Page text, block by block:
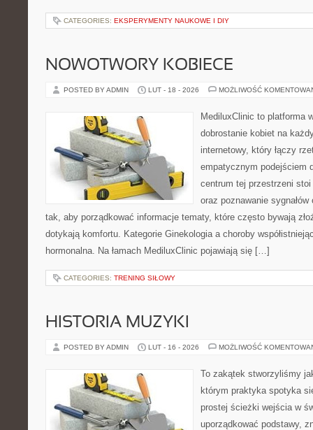
CATEGORIES: EKSPERYMENTY NAUKOWE I DIY
NOWOTWORY KOBIECE
POSTED BY ADMIN LUT - 18 - 2026 MOŻLIWOŚĆ
MediluxClinic to platforma
dobrostanie kobiet na
internetowy, który łączy
empatycznym podejściem
centrum tej przestrzeni
oraz poznawanie
tak, aby porządkować informacje tematy, które często bywają
dotykają komfortu. Kategorie Ginekologia a choroby
hormonalna. Na łamach MediluxClinic pojawiają się […]
CATEGORIES: TRENING SIŁOWY
HISTORIA MUZYKI
POSTED BY ADMIN LUT - 16 - 2026 MOŻLIWOŚĆ
To zakątek stworzyliśmy
którym praktyka spotyka
prostej ścieżki wejścia w
uporządkować podstawy,